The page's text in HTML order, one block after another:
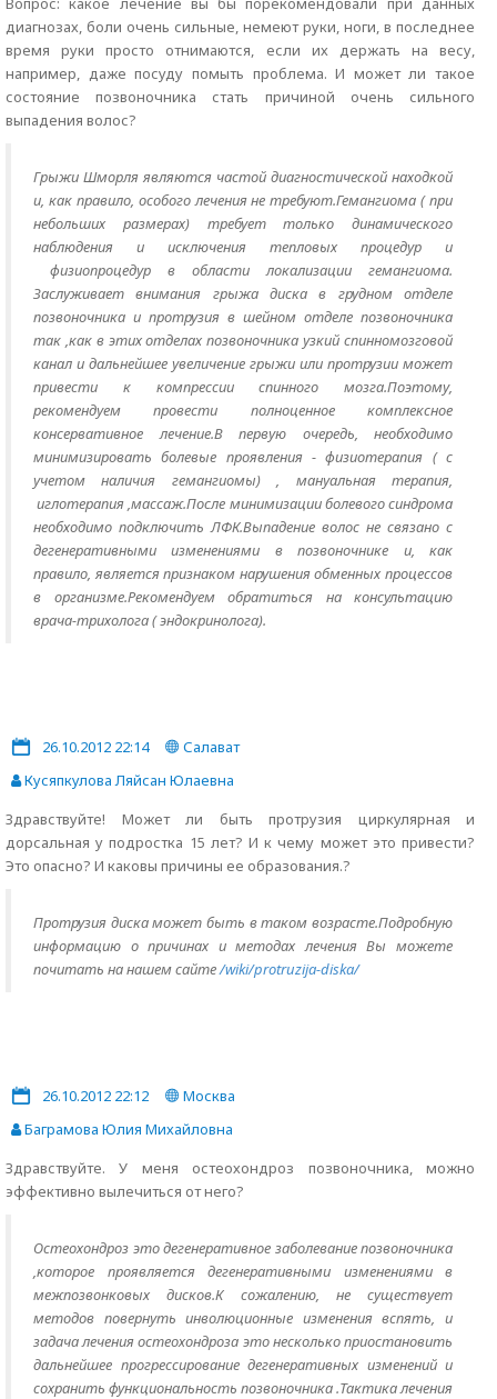
диагнозах, боли очень сильные, немеют руки, ноги, в последнее
время руки просто отнимаются, если их держать на весу,
например, даже посуду помыть проблема. И может ли такое
состояние позвоночника стать причиной очень сильного
выпадения волос?
Грыжи Шморля являются частой диагностической находкой
и, как правило, особого лечения не требуют.Гемангиома ( при
небольших размерах) требует только динамического
наблюдения и исключения тепловых процедур и
физиопроцедур в области локализации гемангиома.
Заслуживает внимания грыжа диска в грудном отделе
позвоночника и протрузия в шейном отделе позвоночника
так ,как в этих отделах позвоночника узкий спинномозговой
канал и дальнейшее увеличение грыжи или протрузии может
привести к компрессии спинного мозга.Поэтому,
рекомендуем провести полноценное комплексное
консервативное лечение.В первую очередь, необходимо
минимизировать болевые проявления - физиотерапия ( с
учетом наличия гемангиомы) , мануальная терапия,
иглотерапия ,массаж.После минимизации болевого синдрома
необходимо подключить ЛФК.Выпадение волос не связано с
дегенеративными изменениями в позвоночнике и, как
правило, является признаком нарушения обменных процессов
в организме.Рекомендуем обратиться на консультацию
врача-трихолога ( эндокринолога).
26.10.2012 22:14
Салават
Кусяпкулова Ляйсан Юлаевна
Здравствуйте! Может ли быть протрузия циркулярная и
дорсальная у подростка 15 лет? И к чему может это привести?
Это опасно? И каковы причины ее образования.?
Протрузия диска может быть в таком возрасте.Подробную
информацию о причинах и методах лечения Вы можете
почитать на нашем сайте/wiki/protruzija-diska/
26.10.2012 22:12
Москва
Баграмова Юлия Михайловна
Здравствуйте. У меня остеохондроз позвоночника, можно
эффективно вылечиться от него?
Остеохондроз это дегенеративное заболевание позвоночника
,которое проявляется дегенеративными изменениями в
межпозвонковых дисков.К сожалению, не существует
методов повернуть инволюционные изменения вспять, и
задача лечения остеохондроза это несколько приостановить
дальнейшее прогрессирование дегенеративных изменений и
сохранить функциональность позвоночника .Тактика лечения